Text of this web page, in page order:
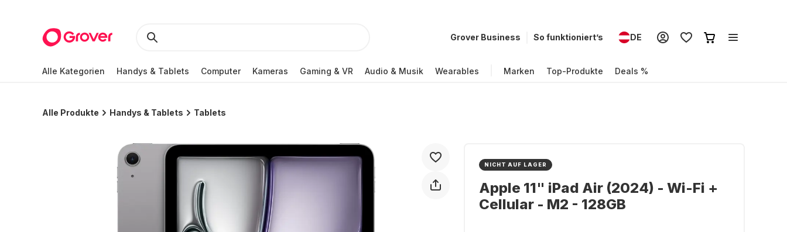
Grover Business So funktioniert’s DE
Alle Kategorien Handys & Tablets Computer Kameras Gaming & VR Audio & Musik Wearables Marken Top-Produkte Deals %
Alle Produkte Handys & Tablets Tablets
NICHT AUF LAGER
Apple 11" iPad Air (2024) - Wi-Fi +
Cellular - M2 - 128GB